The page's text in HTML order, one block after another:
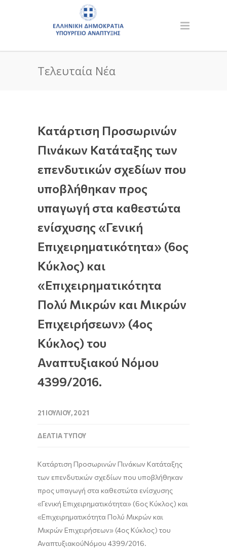
Τελευταία Νέα
Κατάρτιση Προσωρινών
Πινάκων Κατάταξης των
επενδυτικών σχεδίων που
υποβλήθηκαν προς
υπαγωγή στα καθεστώτα
ενίσχυσης «Γενική
Επιχειρηματικότητα» (6ος
Κύκλος) και
«Επιχειρηματικότητα
Πολύ Μικρών και Μικρών
Επιχειρήσεων» (4ος
Κύκλος) του
Αναπτυξιακού Νόμου
4399/2016.
21 ΙΟΥΛΊΟΥ, 2021
ΔΕΛΤΊΑ ΤΎΠΟΥ
Κατάρτιση Προσωρινών Πινάκων Κατάταξης
των επενδυτικών σχεδίων που υποβλήθηκαν
προς υπαγωγή στα καθεστώτα ενίσχυσης
«Γενική Επιχειρηματικότητα» (6οςΚύκλος) και
«Επιχειρηματικότητα Πολύ Μικρών και
Μικρών Επιχειρήσεων» (4οςΚύκλος) του
ΑναπτυξιακούΝόμου 4399/2016.